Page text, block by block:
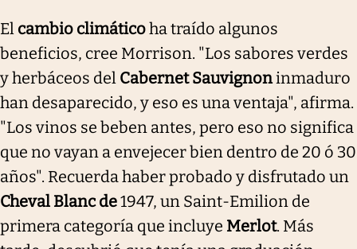
El cambio climáticoha traído algunos
beneficios, cree Morrison. "Los sabores verdes
y herbáceos del Cabernet Sauvignoninmaduro
han desaparecido, y eso es una ventaja", afirma.
"Los vinos se beben antes, pero eso no significa
que no vayan a envejecer bien dentro de 20 ó 30
años". Recuerda haber probado y disfrutado un
Cheval Blanc de1947, un Saint-Emilion de
primera categoría que incluye Merlot. Más